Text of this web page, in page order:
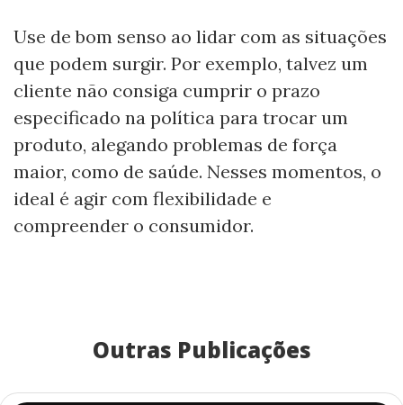
Use de bom senso ao lidar com as situações
que podem surgir. Por exemplo, talvez um
cliente não consiga cumprir o prazo
especificado na política para trocar um
produto, alegando problemas de força
maior, como de saúde. Nesses momentos, o
ideal é agir com flexibilidade e
compreender o consumidor.
Outras Publicações